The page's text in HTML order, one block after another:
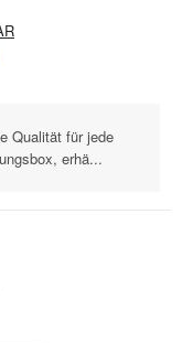
Qualität für jede
erhä...